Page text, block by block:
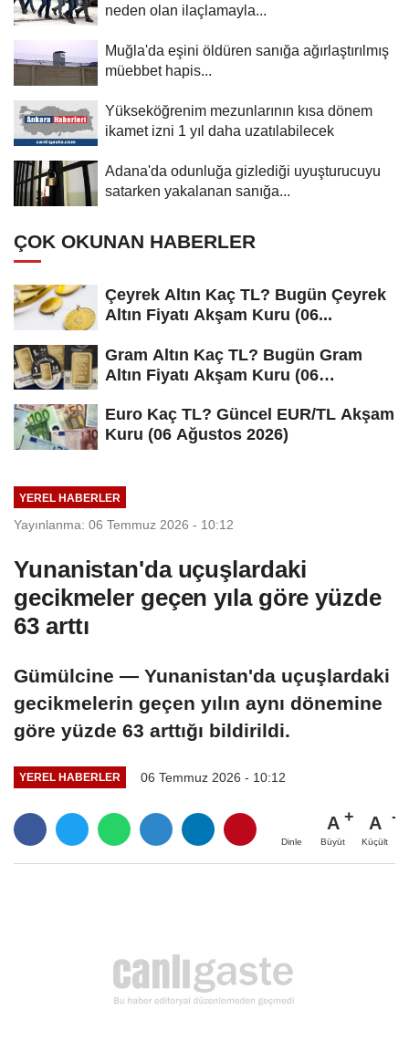
neden olan ilaçlamayla...
Muğla'da eşini öldüren sanığa ağırlaştırılmış
müebbet hapis...
Yükseköğrenim mezunlarının kısa dönem
ikamet izni 1 yıl daha uzatılabilecek
Adana'da odunluğa gizlediği uyuşturucuyu
satarken yakalanan sanığa...
ÇOK OKUNAN HABERLER
Çeyrek Altın Kaç TL? Bugün Çeyrek
Altın Fiyatı Akşam Kuru (06...
Gram Altın Kaç TL? Bugün Gram
Altın Fiyatı Akşam Kuru (06
Euro Kaç TL? Güncel EUR/TL Akşam
Kuru (06 Ağustos 2026)
YEREL HABERLER
Yayınlanma: 06 Temmuz 2026 - 10:12
Yunanistan'da uçuşlardaki
gecikmeler geçen yıla göre yüzde
63 arttı
Gümülcine — Yunanistan'da uçuşlardaki
gecikmelerin geçen yılın aynı dönemine
göre yüzde 63 arttığı bildirildi.
YEREL HABERLER 06 Temmuz 2026 - 10:12
Dinle
A
Büyüt
A
Küçült